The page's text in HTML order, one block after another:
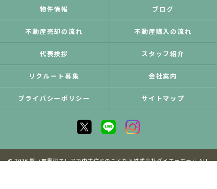
物件情報 ブログ
不動産売却の流れ 不動産購入の流れ
代表挨拶 スタッフ紹介
リクルート募集 会社案内
プライバシーポリシー サイトマップ
© 2026 郡山市周辺エリアで中古住宅のことなら株式会社ダイエーホーム ALL